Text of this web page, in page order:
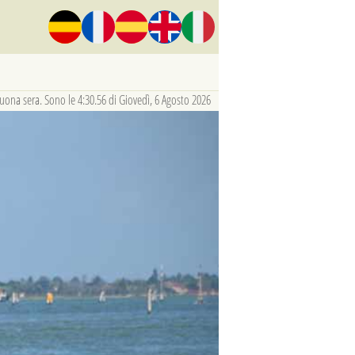
sera. Sono le 4:30.57 di Giovedì, 6 Agosto 2026